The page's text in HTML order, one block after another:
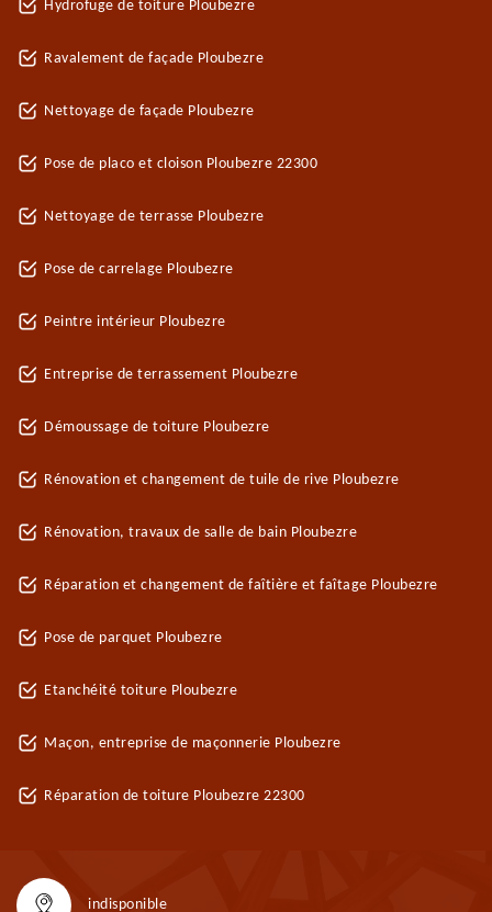
Hydrofuge de toiture Ploubezre
Ravalement de façade Ploubezre
Nettoyage de façade Ploubezre
Pose de placo et cloison Ploubezre 22300
Nettoyage de terrasse Ploubezre
Pose de carrelage Ploubezre
Peintre intérieur Ploubezre
Entreprise de terrassement Ploubezre
Démoussage de toiture Ploubezre
Rénovation et changement de tuile de rive Ploubezre
Rénovation, travaux de salle de bain Ploubezre
Réparation et changement de faîtière et faîtage Ploubezre
Pose de parquet Ploubezre
Etanchéité toiture Ploubezre
Maçon, entreprise de maçonnerie Ploubezre
Réparation de toiture Ploubezre 22300
indisponible